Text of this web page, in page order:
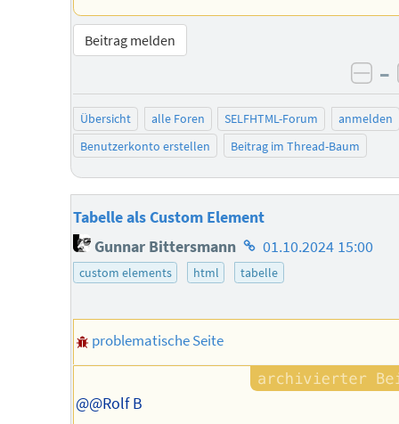
Beitrag melden
–
Übersicht alle Foren SELFHTML-Forum
anmelden
Benutzerkonto erstellen
Beitrag im Thread-Baum
Tabelle als Custom Element
Gunnar Bittersmann Homepage
des
01.10.2024 15:00
custom elements html tabelle
problematische Seite
@@Rolf B